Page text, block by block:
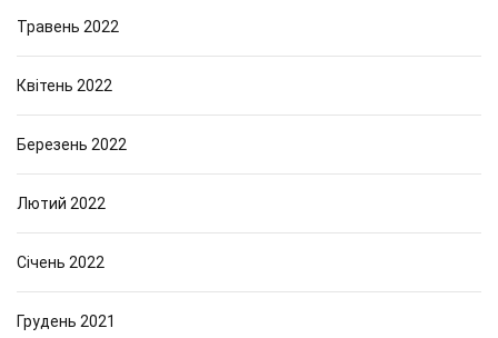
Травень 2022
Квітень 2022
Березень 2022
Лютий 2022
Січень 2022
Грудень 2021